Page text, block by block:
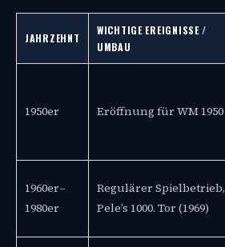
JAHRZEHNT
WICHTIGE EREIGNISSE /
UMBAU
1950er Eröffnung für WM 1950
1960er–
1980er
Regulärer Spielbetrieb,
Pele’s 1000. Tor (1969)